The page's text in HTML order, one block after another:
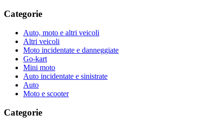
Categorie
Auto, moto e altri veicoli
Altri veicoli
Moto incidentate e danneggiate
Go-kart
Mini moto
Auto incidentate e sinistrate
Auto
Moto e scooter
Categorie